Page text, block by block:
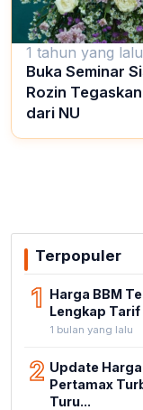
1 tahun yang lalu
Buka Seminar
Rozin
dari NU
Terpopuler
1 Harga BBM
Lengkap
1 bulan yang lalu
2 Update
Pertamax
Turu...